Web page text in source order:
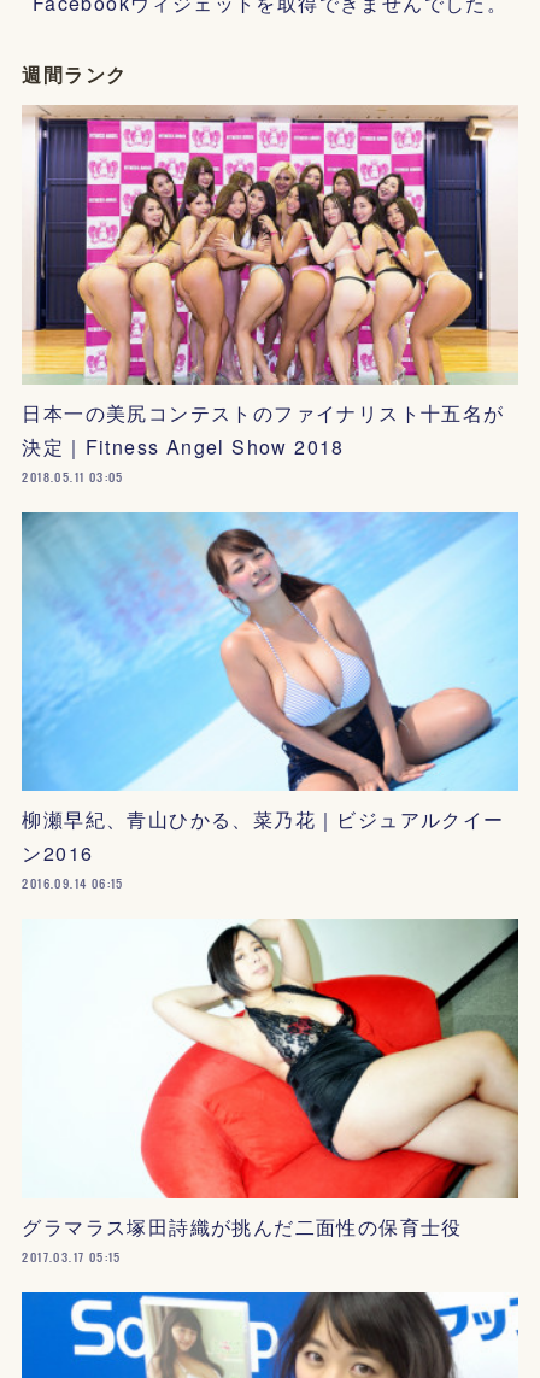
週間ランク
日本一の美尻コンテストのファイナリスト十五名が
決定｜Fitness Angel Show 2018
2018.05.11 03:05
柳瀬早紀、青山ひかる、菜乃花｜ビジュアルクイー
ン2016
2016.09.14 06:15
グラマラス塚田詩織が挑んだ二面性の保育士役
2017.03.17 05:15